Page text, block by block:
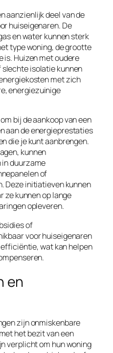
aanzienlijk deel van de
huiseigenaren. De
en water kunnen sterk
type woning, de grootte
is. Huizen met oudere
isolatie kunnen
met zich
energiezuinige
bij de aankoop van een
aan de energieprestaties
die je kunt aanbrengen.
kunnen
duurzame
of
Deze initiatieven kunnen
ze kunnen op lange
opleveren.
of
voor huiseigenaren
wat kan helpen
en
zijn onmiskenbare
het bezit van een
verplicht om hun woning